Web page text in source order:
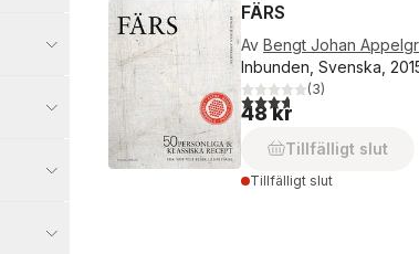
FÄRS
Av Bengt Johan
Inbunden, Svenska,
3,7utav 5 stjärnor. Totalt
(3)
48 kr
Tillfälligt slut
Tillfälligt slut